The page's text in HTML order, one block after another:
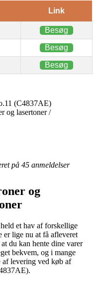
Link
Besøg
Besøg
Besøg
(C4837AE)
og lasertoner /
på 45 anmeldelser
og
et hav af forskellige
er lige nu at få afleveret
du kan hente dine varer
bekvem, og i mange
levering ved køb af